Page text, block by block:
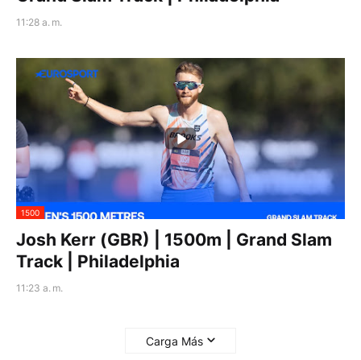
11:28 a. m.
1500
Josh Kerr (GBR) | 1500m | Grand Slam
Track | Philadelphia
11:23 a. m.
Carga Más